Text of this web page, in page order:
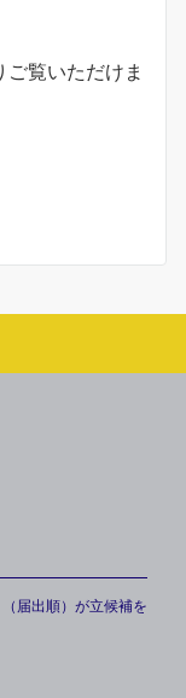
覧いただけま
届出順）が立候補を